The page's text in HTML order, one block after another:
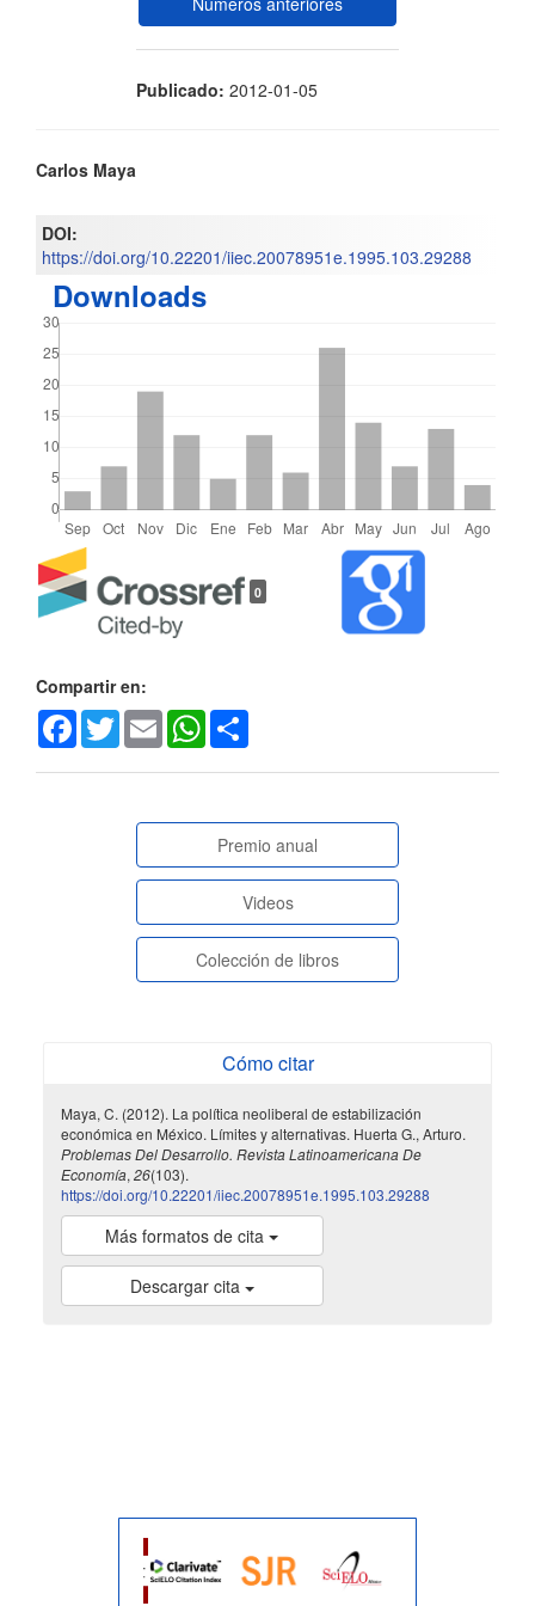
Publicado: 2012-01-05
Contenido
principal
del
artículo
Carlos Maya
DOI:
https://doi.org/10.22201/iiec.20078951e.1995.103.29288
Downloads
Detalles
del
artículo
0
Compartir en:
Facebook
Twitter Email WhatsApp
paginasespeciales
Premio anual
Videos
Colección de libros
Cómo citar
Maya, C. (2012). La política neoliberal de estabilización
económica en México. Límites y alternativas. Huerta G., Arturo.
Problemas Del Desarrollo. Revista Latinoamericana De
Economía, 26(103).
https://doi.org/10.22201/iiec.20078951e.1995.103.29288
Más formatos de cita
Descargar cita